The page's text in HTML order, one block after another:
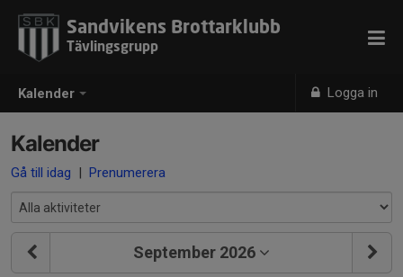
Kalender Logga in
Sandvikens Brottarklubb
Tävlingsgrupp
Kalender
Gå till idag | Prenumerera
September 2026